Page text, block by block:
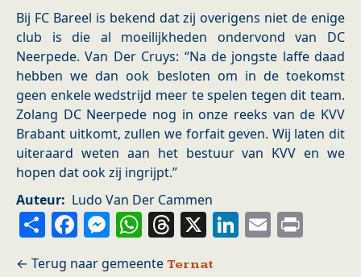
Bij FC Bareel is bekend dat zij overigens niet de enige
club is die al moeilijkheden ondervond van DC
Neerpede. Van Der Cruys: “Na de jongste laffe daad
hebben we dan ook besloten om in de toekomst
geen enkele wedstrijd meer te spelen tegen dit team.
Zolang DC Neerpede nog in onze reeks van de KVV
Brabant uitkomt, zullen we forfait geven. Wij laten dit
uiteraard weten aan het bestuur van KVV en we
hopen dat ook zij ingrijpt.”
Auteur
Ludo Van Der Cammen
ShareFacebook
Messenger
WhatsApp
Threads
X LinkedIn
Email
Ternat